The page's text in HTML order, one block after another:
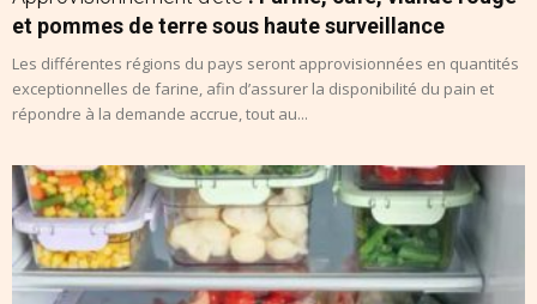
et pommes de terre sous haute surveillance
Les différentes régions du pays seront approvisionnées en quantités
exceptionnelles de farine, afin d’assurer la disponibilité du pain et
répondre à la demande accrue, tout au...